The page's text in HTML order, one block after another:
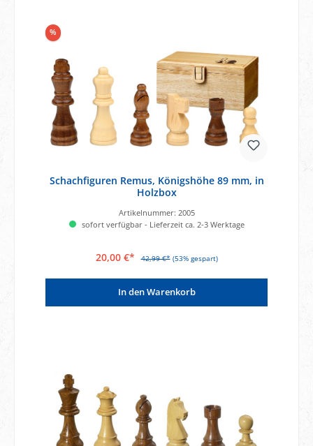
%
Schachfiguren Remus, Königshöhe 89 mm, in
Holzbox
Artikelnummer: 2005
sofort verfügbar - Lieferzeit ca. 2-3 Werktage
20,00 €* 42,99 €* (53% gespart)
In den Warenkorb